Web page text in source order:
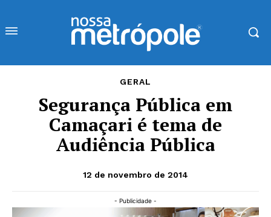
GERAL
Segurança Pública em
Camaçari é tema de
Audiência Pública
12 de novembro de 2014
- Publicidade -